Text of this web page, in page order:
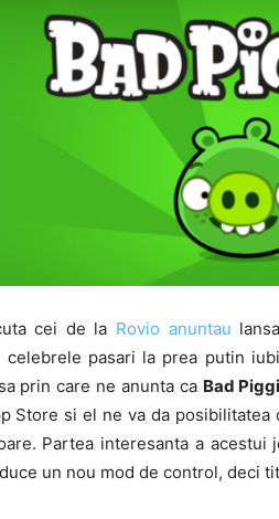
cei de la Rovio anuntau
pasari la prea putin
prin care ne anunta ca Bad
Store si el ne va da
Partea interesanta a
un nou mod de control, deci